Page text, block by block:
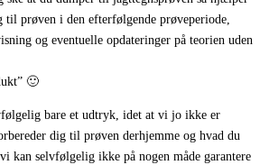
til prøven i den efterfølgende prøveperiode,
og eventuelle opdateringer på teorien uden
🙂
bare et udtryk, idet at vi jo ikke er
dig til prøven derhjemme og hvad du
kan selvfølgelig ikke på nogen måde garantere